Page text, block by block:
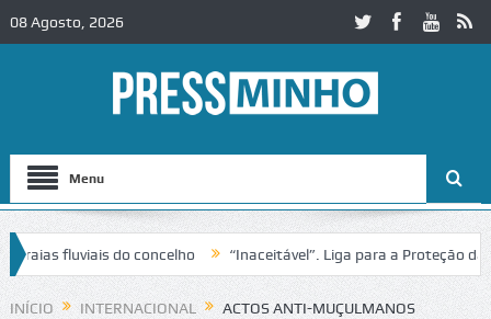
08 Agosto, 2026
Menu
fluviais do concelho “Inaceitável”. Liga para a Proteção da
INÍCIO INTERNACIONAL
ACTOS ANTI-MUÇULMANOS